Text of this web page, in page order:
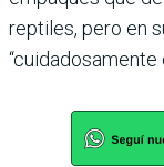
reptiles, pero en
“cuidadosamente